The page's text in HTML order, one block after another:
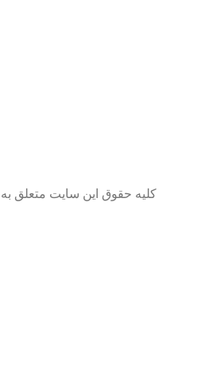
کلیه حقوق این سایت متعلق به